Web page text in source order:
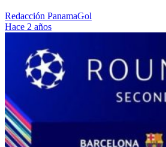
Redacción PanamaGol
Hace 2 años